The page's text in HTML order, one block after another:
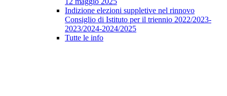
Indizione elezioni suppletive nel rinnovo
Consiglio di Istituto per il triennio 2022/2023-
2023/2024-2024/2025
Tutte le info